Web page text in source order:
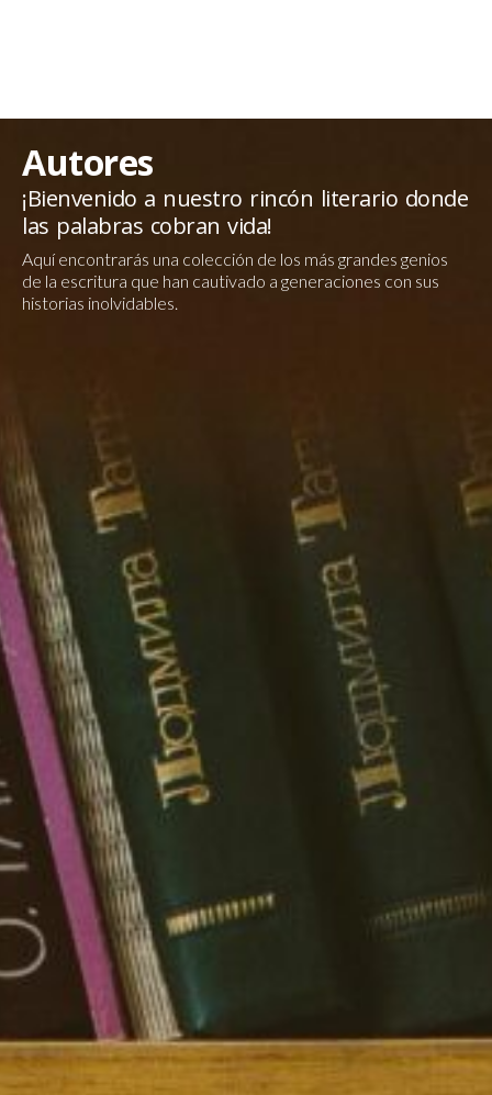
Autores
¡Bienvenido a nuestro rincón literario donde
las palabras cobran vida!
Aquí encontrarás una colección de los más grandes genios
de la escritura que han cautivado a generaciones con sus
historias inolvidables.